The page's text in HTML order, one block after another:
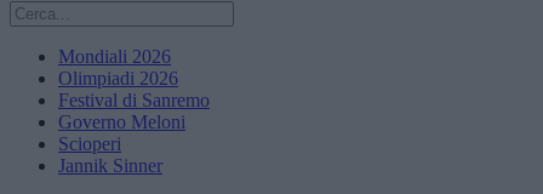
Mondiali 2026
Olimpiadi 2026
Festival di Sanremo
Governo Meloni
Scioperi
Jannik Sinner